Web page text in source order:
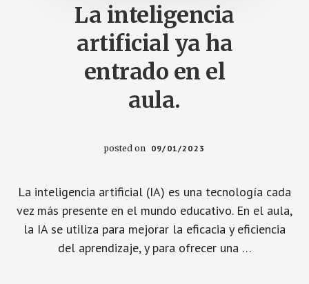
La inteligencia
artificial ya ha
entrado en el
aula.
posted on 09/01/2023
La inteligencia artificial (IA) es una tecnología cada
vez más presente en el mundo educativo. En el aula,
la IA se utiliza para mejorar la eficacia y eficiencia
del aprendizaje, y para ofrecer una …